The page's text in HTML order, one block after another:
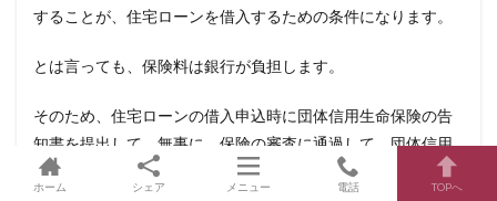
することが、住宅ローンを借入するための条件になります。
とは言っても、保険料は銀行が負担します。
そのため、住宅ローンの借入申込時に団体信用生命保険の告
知書を提出して、無事に、保険の審査に通過して、団体信用
生命保険に加入できれば問題ありません。
ホーム シェア メニュー 電話 TOPへ